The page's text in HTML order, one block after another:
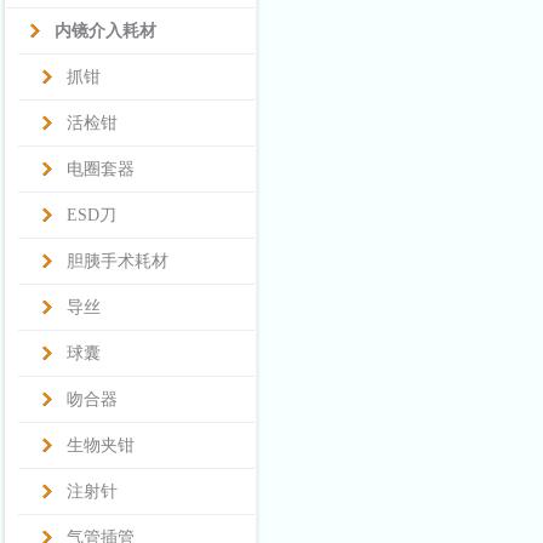
内镜介入耗材
抓钳
活检钳
电圈套器
ESD刀
胆胰手术耗材
导丝
球囊
吻合器
生物夹钳
注射针
气管插管